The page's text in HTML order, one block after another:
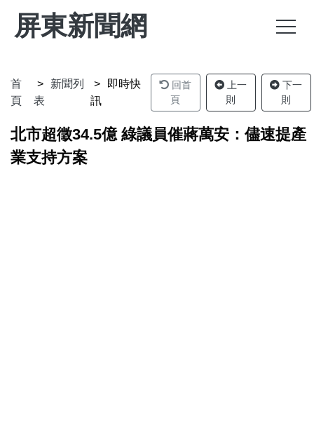
屏東新聞網
首
頁
新聞列
表
即時快
訊
回首
頁
上一
則
下一
則
北市超徵34.5億 綠議員催蔣萬安：儘速提產
業支持方案